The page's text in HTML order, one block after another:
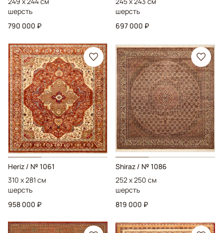
шерсть
790 000 ₽
шерсть
697 000 ₽
Heriz / № 1061
310 x 281 см
шерсть
958 000 ₽
Shiraz / № 1086
252 x 250 см
шерсть
819 000 ₽